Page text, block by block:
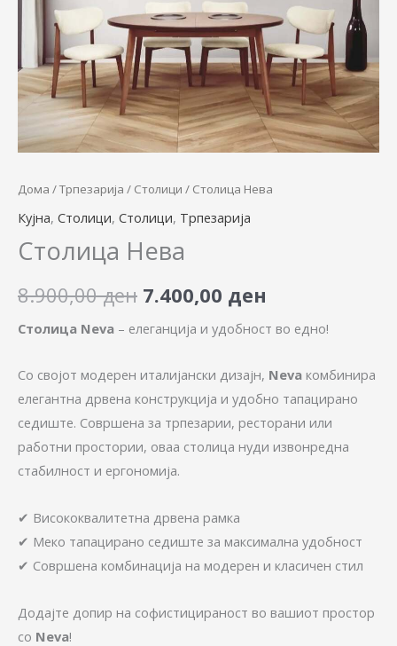
Дома /Трпезарија / Столици / Столица Нева
Кујна, Столици, Столици, Трпезарија
Столица Нева
8.900,00ден 7.400,00 ден
Столица Neva – елеганција и удобност во едно!
Со својот модерен италијански дизајн, Neva комбинира
елегантна дрвена конструкција и удобно тапацирано
седиште. Совршена за трпезарии, ресторани или
работни простории, оваа столица нуди извонредна
стабилност и ергономија.
✔ Висококвалитетна дрвена рамка
✔ Меко тапацирано седиште за максимална удобност
✔ Совршена комбинација на модерен и класичен стил
Додајте допир на софистицираност во вашиот простор
со Neva!